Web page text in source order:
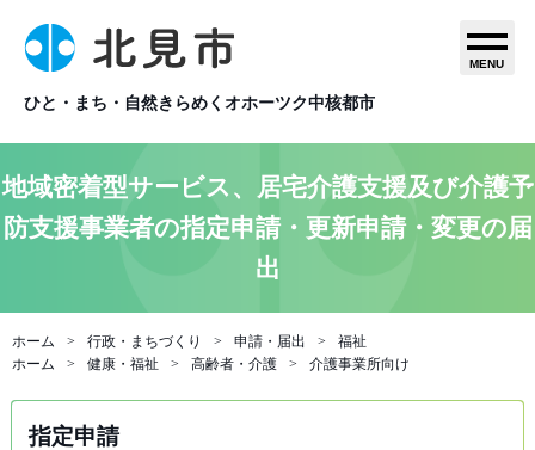
ひと・まち・自然きらめくオホーツク中核都市
MENU
地域密着型サービス、居宅介護支援及び介護予
防支援事業者の指定申請・更新申請・変更の届
出
ホーム 行政・まちづくり 申請・届出
福祉
ホーム
健康・福祉 高齢者・介護 介護事業所向け
指定申請